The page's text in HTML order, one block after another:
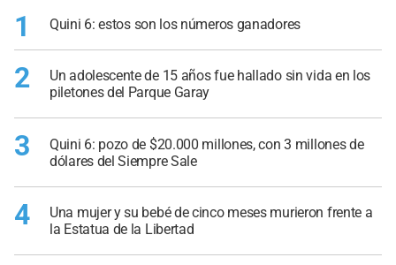
1 Quini 6: estos son los números ganadores
2
Un adolescente de 15 años fue hallado sin vida en los
piletones del Parque Garay
3
Quini 6: pozo de $20.000 millones, con 3 millones de
dólares del Siempre Sale
4
Una mujer y su bebé de cinco meses murieron frente a
la Estatua de la Libertad